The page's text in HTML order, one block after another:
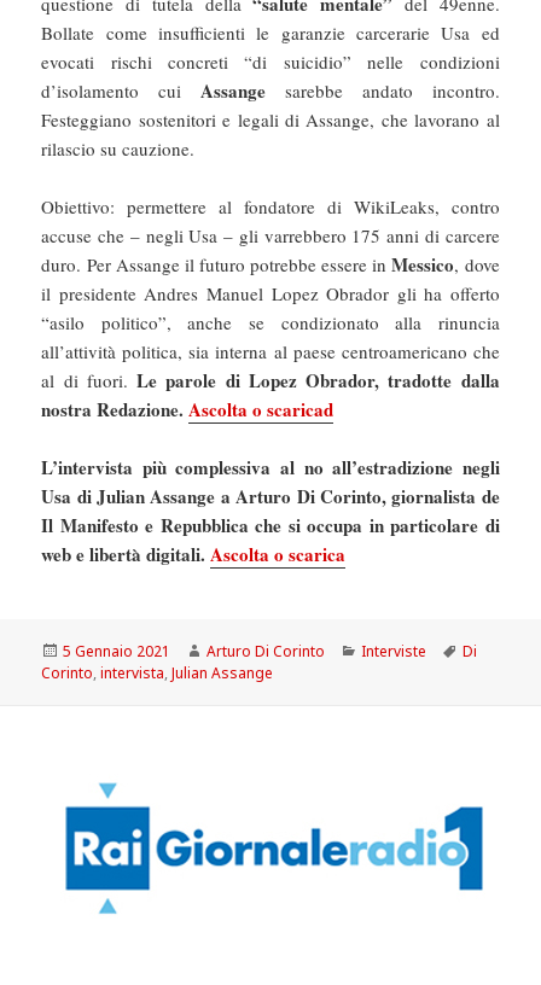
Bollate come insufficienti le garanzie carcerarie Usa ed
evocati rischi concreti “di suicidio” nelle condizioni
d’isolamento cuiAssange sarebbe andato incontro.
Festeggiano sostenitori e legali di Assange, che lavorano al
rilascio su cauzione.
Obiettivo: permettere al fondatore di WikiLeaks, contro
accuse che – negli Usa – gli varrebbero 175 anni di carcere
duro. Per Assange il futuro potrebbe essere inMessico, dove
il presidente Andres Manuel Lopez Obrador gli ha offerto
“asilo politico”, anche se condizionato alla rinuncia
all’attività politica, sia interna al paese centroamericano che
al di fuori.Le parole di Lopez Obrador, tradotte dalla
nostra Redazione.Ascolta o scaricad
L’intervista più complessiva al no all’estradizione negli
Usa di Julian Assange a Arturo Di Corinto, giornalista de
Il Manifesto e Repubblica che si occupa in particolare di
web e libertà digitali.Ascolta o scarica
Scritto
il
5 Gennaio 2021 Autore
Arturo Di Corinto Categorie
Interviste Tag
Di
Corinto,intervista,Julian Assange